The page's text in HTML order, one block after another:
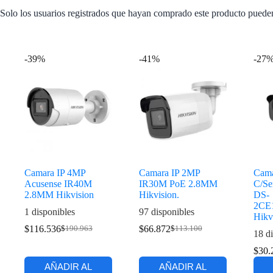
Solo los usuarios registrados que hayan comprado este producto
-39%
Camara IP 4MP
Acusense IR40M
2.8MM Hikvision
1 disponibles
$190.963
$116.536
AÑADIR AL
-41%
Camara IP 2MP
IR30M PoE 2.8MM
Hikvision.
97 disponibles
$113.100
$66.872
AÑADIR AL
-
C/
DS-
18
$